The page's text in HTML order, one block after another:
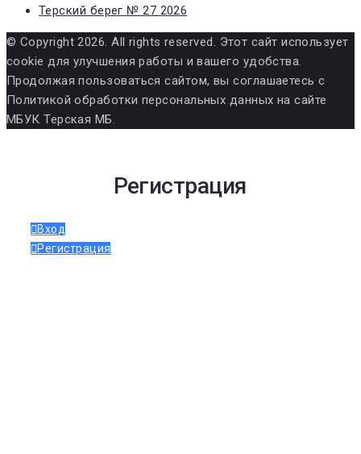
Терский берег № 27 2026
© Copyright 2026. All rights reserved. Этот сайт использует
cookie для улучшения работы и вашего удобства.
Продолжая пользоваться сайтом, вы соглашаетесь с
Политикой обработки персональных данных на сайте
МБУК Терская МБ.
Регистрация
Вход
Регистрация